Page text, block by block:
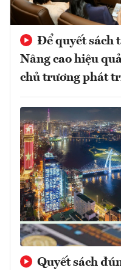
Để quyết sách
Nâng cao hiệu
chủ trương phát
Quyết sách